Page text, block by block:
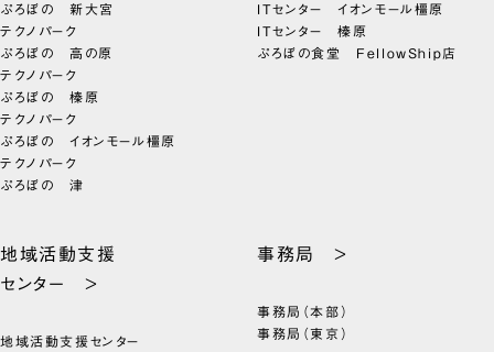
ぷろぼの 新大宮
テクノパーク
ぷろぼの 高の原
テクノパーク
ぷろぼの 榛原
テクノパーク
ぷろぼの イオンモール橿原
テクノパーク
ぷろぼの 津
ITセンター イオンモール橿原
ITセンター 榛原
ぷろぼの食堂 FellowShip店
地域活動支援
センター >
地域活動支援センター
事務局 >
事務局（本部）
事務局（東京）